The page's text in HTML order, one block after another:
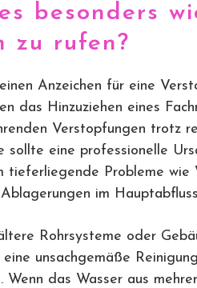
besonders
zu rufen?
Anzeichen für eine
das Hinzuziehen eines
Verstopfungen trotz
sollte eine professionelle
tieferliegende Probleme wie
im
Rohrsysteme oder
unsachgemäße
Wenn das Wasser aus